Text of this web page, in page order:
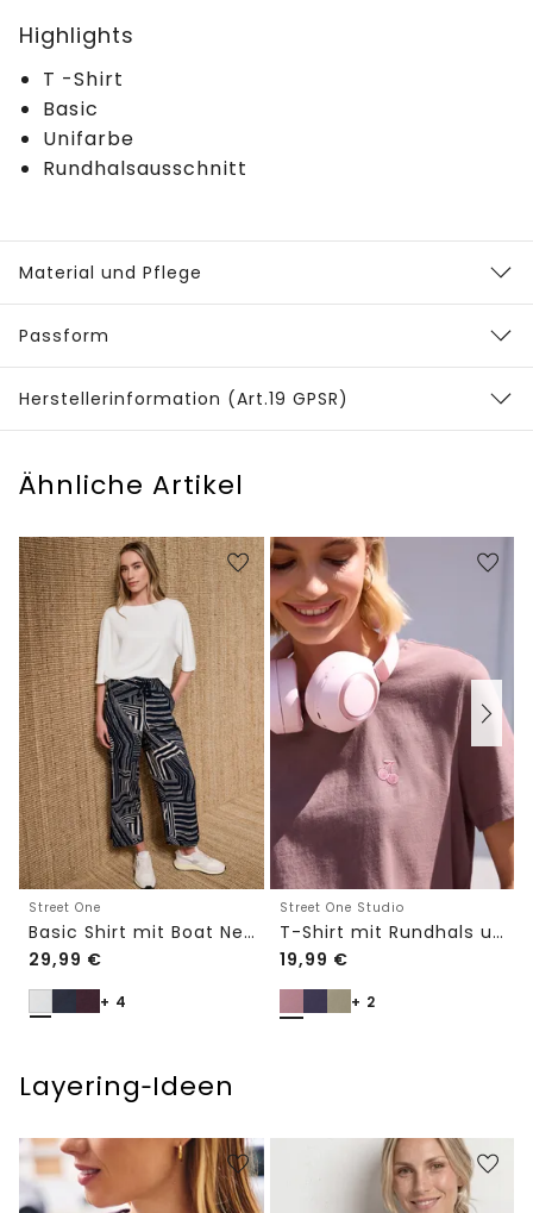
Highlights
T -Shirt
Basic
Unifarbe
Rundhalsausschnitt
Material und Pflege
Passform
Herstellerinformation (Art.19 GPSR)
Ähnliche Artikel
Street One
Basic Shirt mit Boat Neck und Elastikbund
29,99 €
+ 4
Street One Studio
T-Shirt mit Rundhals und Embroidery-Detail
19,99 €
+ 2
Layering‑Ideen